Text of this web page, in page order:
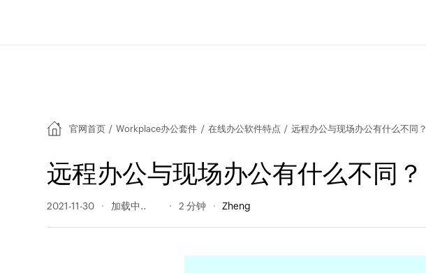
官网首页 / Workplace办公套件 / 在线办公软件特点 / 远程办公与现场办公有什么不同？
远程办公与现场办公有什么不同？
2021-11-30 1541 阅读量 2 分钟 Zheng